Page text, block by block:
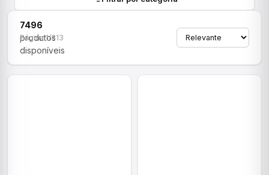
7496
produtos
disponíveis
Página 1/313